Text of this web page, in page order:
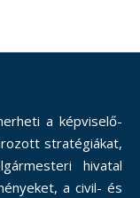
a képviselő-
stratégiákat,
hivatal
a civil- és